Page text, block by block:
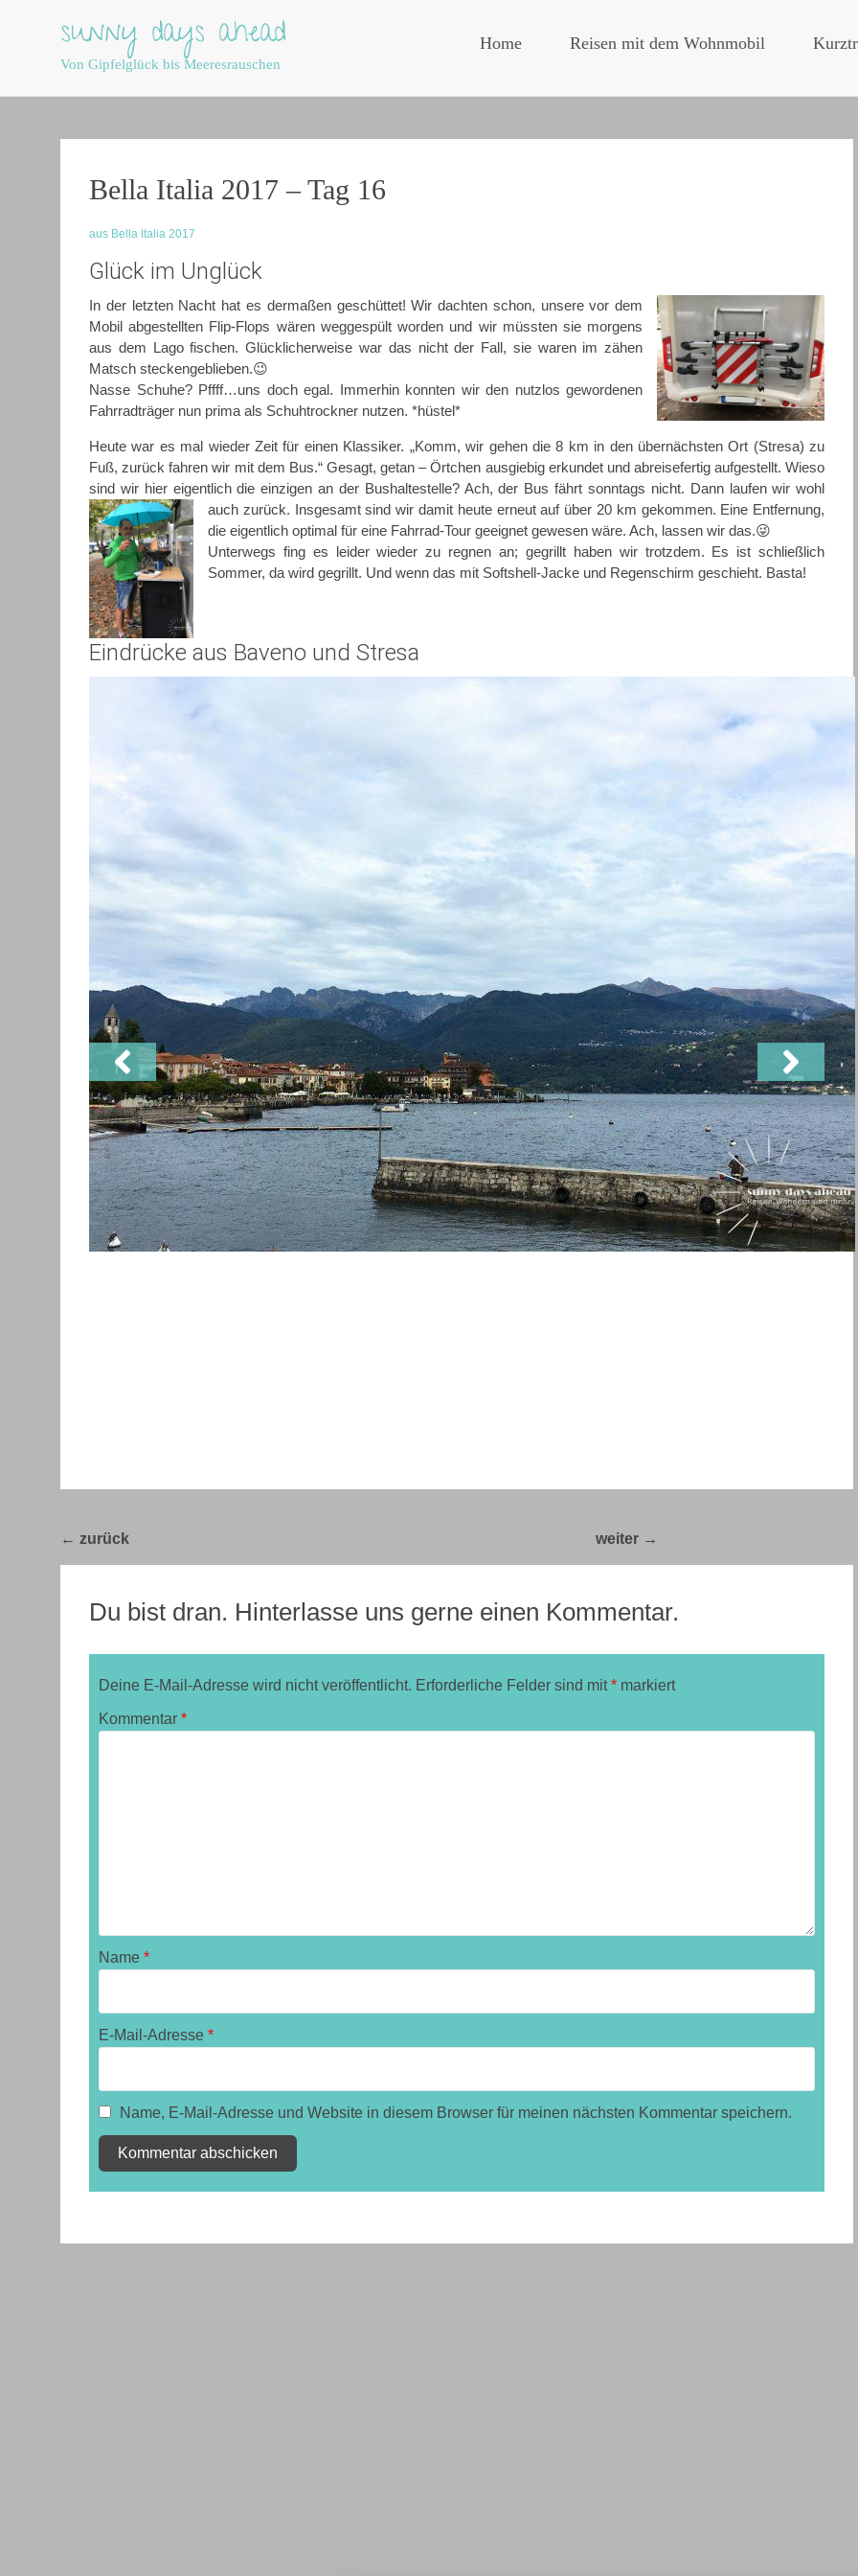
sunny days ahead
Von Gipfelglück bis Meeresrauschen
Home Reisen mit dem Wohnmobil
Bella Italia 2017 – Tag 16
aus Bella Italia 2017
Glück im Unglück
In der letzten Nacht hat es dermaßen geschüttet! Wir dachten schon, unsere vor dem
Mobil abgestellten Flip-Flops wären weggespült worden und wir müssten sie morgens
aus dem Lago fischen. Glücklicherweise war das nicht der Fall, sie waren im zähen
Matsch steckengeblieben.😉
Nasse Schuhe? Pffff…uns doch egal. Immerhin konnten wir den nutzlos gewordenen
Fahrradträger nun prima als Schuhtrockner nutzen. *hüstel*
Heute war es mal wieder Zeit für einen Klassiker. „Komm, wir gehen die 8 km in den übernächsten Ort (Stresa) zu
Fuß, zurück fahren wir mit dem Bus.“ Gesagt, getan – Örtchen ausgiebig erkundet und abreisefertig aufgestellt. Wieso
sind wir hier eigentlich die einzigen an der Bushaltestelle? Ach, der Bus fährt sonntags nicht. Dann laufen wir wohl
auch zurück. Insgesamt sind wir damit heute erneut auf über 20 km gekommen. Eine Entfernung,
die eigentlich optimal für eine Fahrrad-Tour geeignet gewesen wäre. Ach, lassen wir das.😜
Unterwegs fing es leider wieder zu regnen an; gegrillt haben wir trotzdem. Es ist schließlich
Sommer, da wird gegrillt. Und wenn das mit Softshell-Jacke und Regenschirm geschieht. Basta!
Eindrücke aus Baveno und Stresa
Post
navigation
Du bist dran. Hinterlasse uns gerne einen Kommentar.
Deine E-Mail-Adresse wird nicht veröffentlicht. Erforderliche Felder sind mit* markiert
Kommentar *
Name *
E-Mail-Adresse *
Name, E-Mail-Adresse und Website in diesem Browser für meinen nächsten Kommentar speichern.